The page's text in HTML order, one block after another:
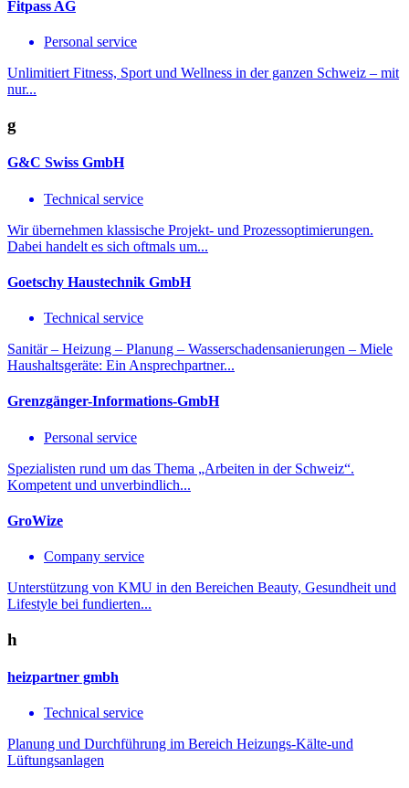
Fitpass AG
Personal service
Unlimitiert Fitness, Sport und Wellness in der ganzen Schweiz – mit
nur...
g
G&C Swiss GmbH
Technical service
Wir über­nehmen klassische Projekt- und Prozess­optimie­rungen.
Dabei handelt es sich oftmals um...
Goetschy Haustechnik GmbH
Technical service
Sanitär – Heizung – Planung – Wasserschadensanierungen – Miele
Haushaltsgeräte: Ein Ansprechpartner...
Grenzgänger-Informations-GmbH
Personal service
Spezialisten rund um das Thema „Arbeiten in der Schweiz“.
Kompetent und unverbindlich...
GroWize
Company service
Unterstützung von KMU in den Bereichen Beauty, Gesundheit und
Lifestyle bei fundierten...
h
heizpartner gmbh
Technical service
Planung und Durchführung im Bereich Heizungs-Kälte-und
Lüftungsanlagen